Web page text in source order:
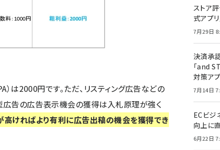
は2000円です。ただ、リスティング広告などの
告の広告表示機会の獲得は入札原理が強く
高ければより有利に広告出稿の機会を獲得でき
ストア
式アプ
7月29日
決済承
「and
対策ア
7月14日
ECビジ
向上に
6月22日